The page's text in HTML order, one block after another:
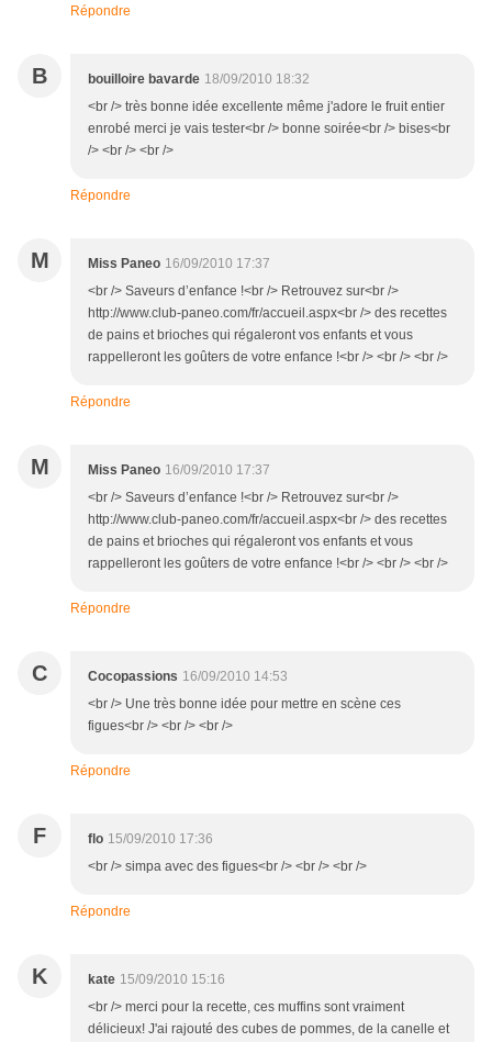
Répondre
B bouilloire bavarde 18/09/2010 18:32
<br /> très bonne idée excellente même j'adore le fruit entier
enrobé merci je vais tester<br /> bonne soirée<br /> bises<br
/> <br /> <br />
Répondre
M Miss Paneo 16/09/2010 17:37
<br /> Saveurs d’enfance !<br /> Retrouvez sur<br />
http://www.club-paneo.com/fr/accueil.aspx<br /> des recettes
de pains et brioches qui régaleront vos enfants et vous
rappelleront les goûters de votre enfance !<br /> <br /> <br />
Répondre
M Miss Paneo 16/09/2010 17:37
<br /> Saveurs d’enfance !<br /> Retrouvez sur<br />
http://www.club-paneo.com/fr/accueil.aspx<br /> des recettes
de pains et brioches qui régaleront vos enfants et vous
rappelleront les goûters de votre enfance !<br /> <br /> <br />
Répondre
C Cocopassions 16/09/2010 14:53
<br /> Une très bonne idée pour mettre en scène ces
figues<br /> <br /> <br />
Répondre
F flo 15/09/2010 17:36
<br /> simpa avec des figues<br /> <br /> <br />
Répondre
K kate 15/09/2010 15:16
<br /> merci pour la recette, ces muffins sont vraiment
délicieux! J'ai rajouté des cubes de pommes, de la canelle et